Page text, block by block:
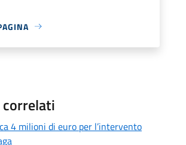
4 milioni di euro per l’intervento